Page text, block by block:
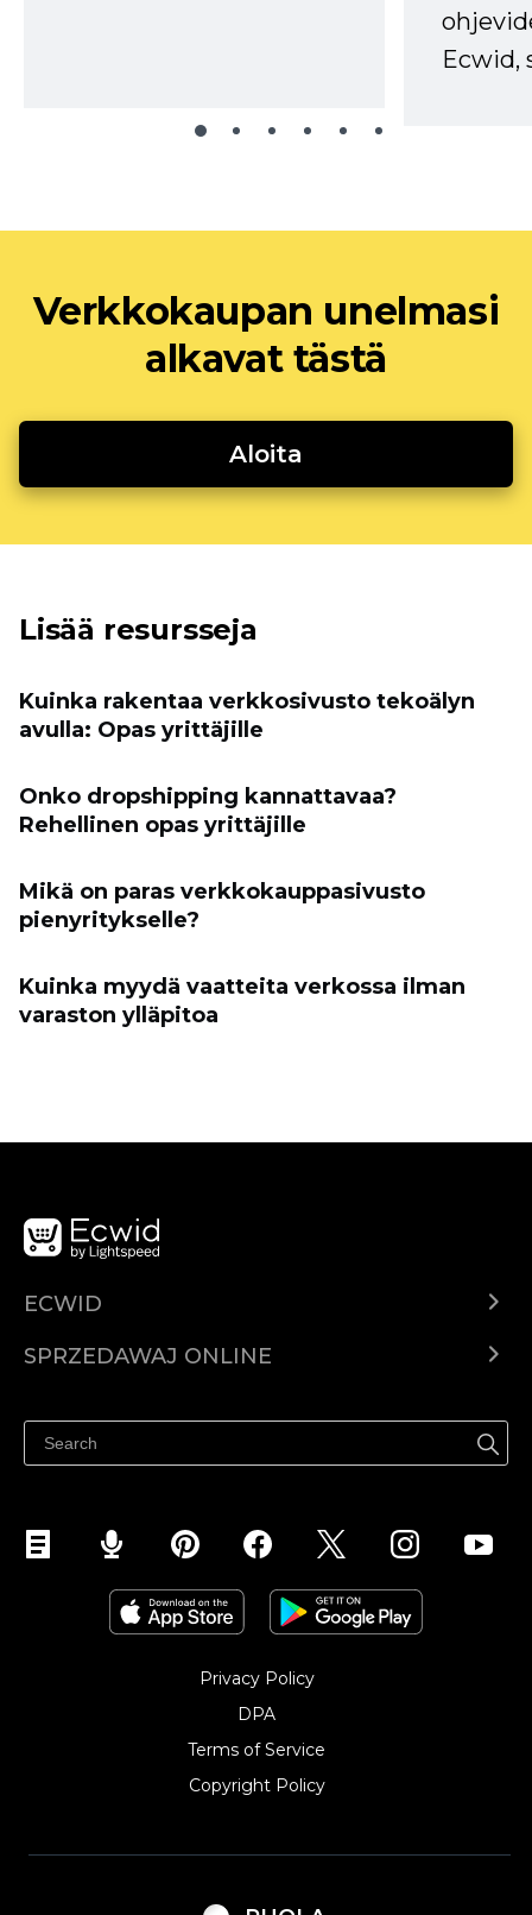
Ecwid,
Verkkokaupan unelmasi
alkavat tästä
Aloita
Lisää resursseja
Kuinka rakentaa verkkosivusto tekoälyn
avulla: Opas yrittäjille
Onko dropshipping kannattavaa?
Rehellinen opas yrittäjille
Mikä on paras verkkokauppasivusto
pienyritykselle?
Kuinka myydä vaatteita verkossa ilman
varaston ylläpitoa
ECWID
Cena
SPRZEDAWAJ ONLINE
Sprzedawaj na Facebooku
Sprzedawaj na Instagramie
Privacy Policy
DPA
Terms of Service
Copyright Policy‎